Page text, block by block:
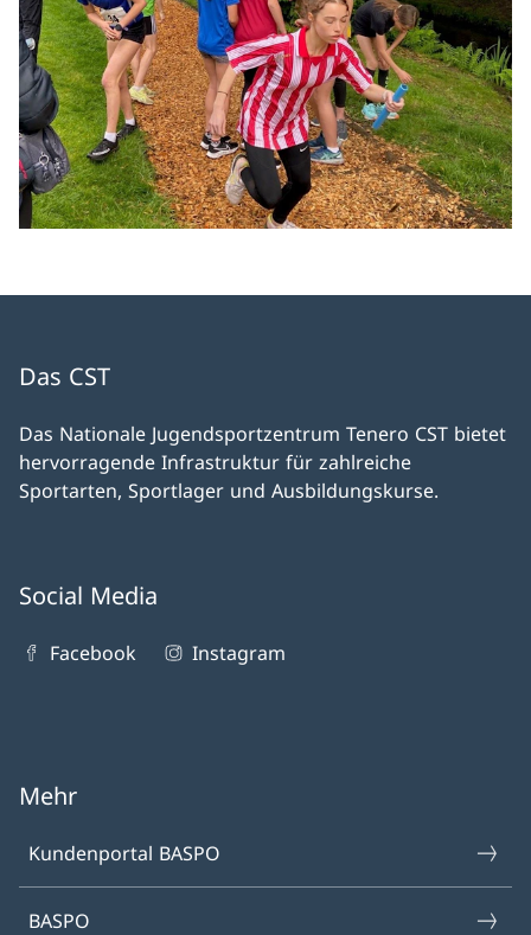
Das CST
Das Nationale Jugendsportzentrum Tenero CST bietet
hervorragende Infrastruktur für zahlreiche
Sportarten, Sportlager und Ausbildungskurse.
Social Media
Facebook Instagram
Mehr
Kundenportal BASPO
BASPO